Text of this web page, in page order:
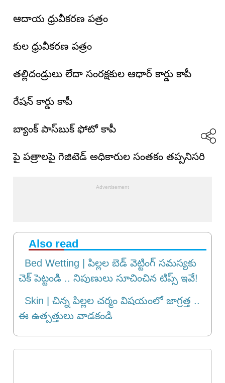
ఆదాయ ధ్రువీకరణ పత్రం
కుల ధ్రువీకరణ పత్రం
తల్లిదండ్రులు లేదా సంరక్షకుల ఆధార్ కార్డు కాపీ
రేషన్ కార్డు కాపీ
బ్యాంక్ పాస్‌బుక్ ఫోటో కాపీ
పై పత్రాలపై గెజిటెడ్ అధికారుల సంతకం తప్పనిసరి
Also read
Bed Wetting | పిల్లల బెడ్‌ వెట్టింగ్‌ సమస్యకు
చెక్‌ పెట్టండి .. నిపుణులు సూచించిన టిప్స్‌ ఇవే!
Skin | చిన్న పిల్లల చర్మం విష‌యంలో జాగ్రత్త ..
ఈ ఉత్పత్తులు వాడకండి